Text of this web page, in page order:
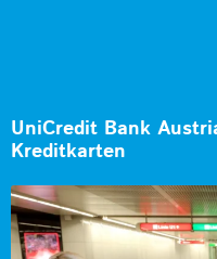
UniCredit Bank
Kreditkarten